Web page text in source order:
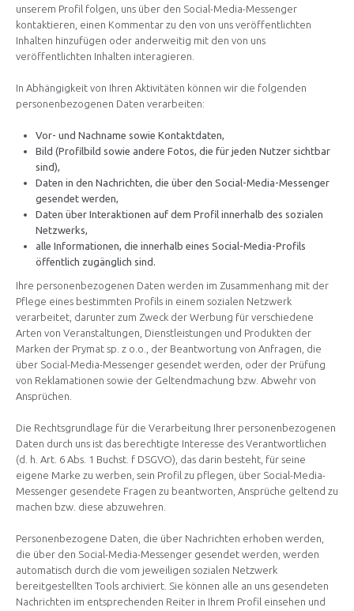
unserem Profil folgen, uns über den Social-Media-Messenger
kontaktieren, einen Kommentar zu den von uns veröffentlichten
Inhalten hinzufügen oder anderweitig mit den von uns
veröffentlichten Inhalten interagieren.
In Abhängigkeit von Ihren Aktivitäten können wir die folgenden
personenbezogenen Daten verarbeiten:
Vor- und Nachname sowie Kontaktdaten,
Bild (Profilbild sowie andere Fotos, die für jeden Nutzer sichtbar
sind),
Daten in den Nachrichten, die über den Social-Media-Messenger
gesendet werden,
Daten über Interaktionen auf dem Profil innerhalb des sozialen
Netzwerks,
alle Informationen, die innerhalb eines Social-Media-Profils
öffentlich zugänglich sind.
Ihre personenbezogenen Daten werden im Zusammenhang mit der
Pflege eines bestimmten Profils in einem sozialen Netzwerk
verarbeitet, darunter zum Zweck der Werbung für verschiedene
Arten von Veranstaltungen, Dienstleistungen und Produkten der
Marken der Prymat sp. z o.o., der Beantwortung von Anfragen, die
über Social-Media-Messenger gesendet werden, oder der Prüfung
von Reklamationen sowie der Geltendmachung bzw. Abwehr von
Ansprüchen.
Die Rechtsgrundlage für die Verarbeitung Ihrer personenbezogenen
Daten durch uns ist das berechtigte Interesse des Verantwortlichen
(d. h. Art. 6 Abs. 1 Buchst. f DSGVO), das darin besteht, für seine
eigene Marke zu werben, sein Profil zu pflegen, über Social-Media-
Messenger gesendete Fragen zu beantworten, Ansprüche geltend zu
machen bzw. diese abzuwehren.
Personenbezogene Daten, die über Nachrichten erhoben werden,
die über den Social-Media-Messenger gesendet werden, werden
automatisch durch die vom jeweiligen sozialen Netzwerk
bereitgestellten Tools archiviert. Sie können alle an uns gesendeten
Nachrichten im entsprechenden Reiter in Ihrem Profil einsehen und